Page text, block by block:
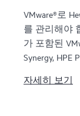
VMware®로
를 관리해야
가 포함된
Synergy, HPE
하게 통합합니
자세히 보기